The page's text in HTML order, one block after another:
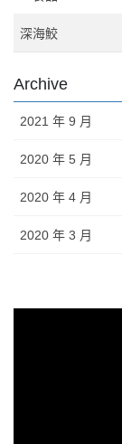
深海鮫
Archive
2021 年 9 月
2020 年 5 月
2020 年 4 月
2020 年 3 月